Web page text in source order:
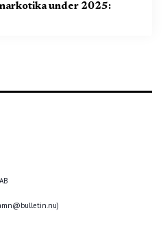
under 2025: